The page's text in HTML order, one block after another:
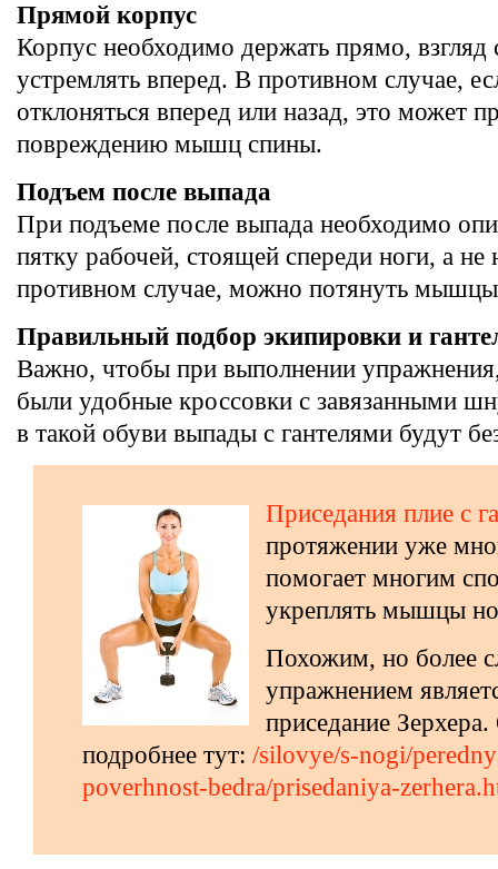
Прямой корпус
Корпус необходимо держать прямо, взгляд
устремлять вперед. В противном случае,
отклоняться вперед или назад, это может
повреждению мышц спины.
Подъем после выпада
При подъеме после выпада необходимо
пятку рабочей, стоящей спереди ноги, а не
противном случае, можно потянуть
Правильный подбор экипировки и
Важно, чтобы при выполнении
были удобные кроссовки с завязанными
в такой обуви выпады с гантелями будут
Приседания плие с
протяжении уже
помогает многим
укреплять мышцы
Похожим, но более
упражнением
приседание
подробнее тут: /silovye/s-nogi/
poverhnost-bedra/prisedaniya-